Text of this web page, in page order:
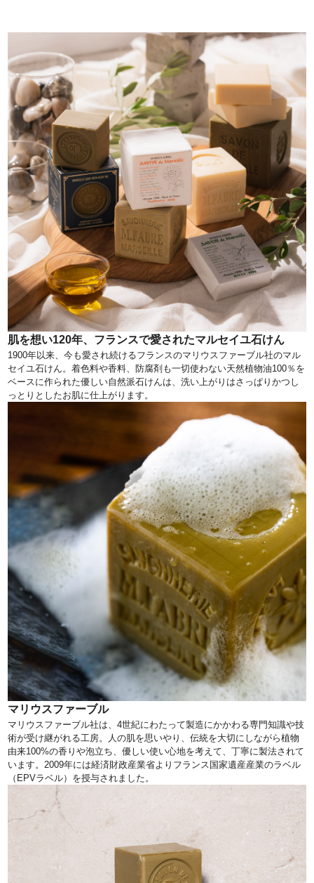
肌を想い120年、フランスで愛されたマルセイユ石けん
1900年以来、今も愛され続けるフランスのマリウスファーブル社のマル
セイユ石けん。着色料や香料、防腐剤も一切使わない天然植物油100％を
ベースに作られた優しい自然派石けんは、洗い上がりはさっぱりかつし
っとりとしたお肌に仕上がります。
マリウスファーブル
マリウスファーブル社は、4世紀にわたって製造にかかわる専門知識や技
術が受け継がれる工房。人の肌を思いやり、伝統を大切にしながら植物
由来100%の香りや泡立ち、優しい使い心地を考えて、丁寧に製法されて
います。2009年には経済財政産業省よりフランス国家遺産産業のラベル
（EPVラベル）を授与されました。